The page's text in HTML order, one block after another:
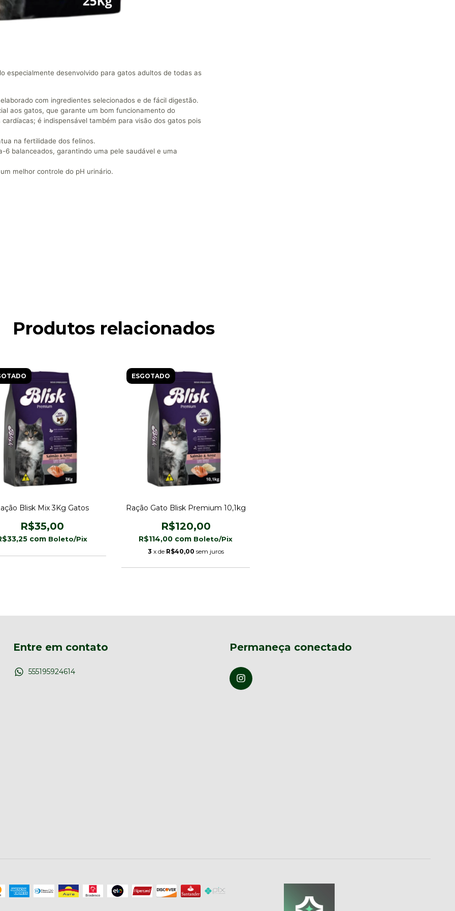
especialmente desenvolvido para gatos adultos de todas as
com ingredientes selecionados e de fácil digestão.
aos gatos, que garante um bom funcionamento do
cardíacas; é indispensável também para visão dos gatos pois
na fertilidade dos felinos.
balanceados, garantindo uma pele saudável e uma
melhor controle do pH urinário.
Produtos relacionados
Blisk Mix 3Kg Gatos
R$35,00
com
ESGOTADO
Ração Gato Blisk Premium 10,1kg
R$120,00
R$114,00 com
3 x de R$40,00 sem juros
Entre em contato
555195924614
Permaneça conectado